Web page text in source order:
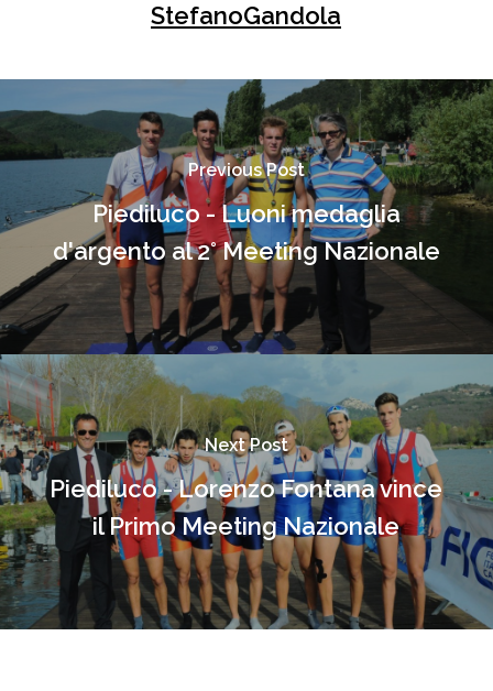
StefanoGandola
Previous Post
Piediluco - Luoni medaglia
d'argento al 2° Meeting Nazionale
Next Post
Piediluco - Lorenzo Fontana vince
il Primo Meeting Nazionale